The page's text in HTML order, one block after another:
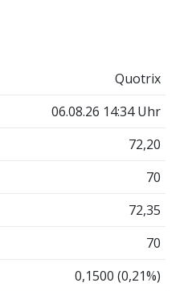
Quotrix
06.08.26 14:34 Uhr
72,20
70
72,35
70
0,1500 (0,21%)